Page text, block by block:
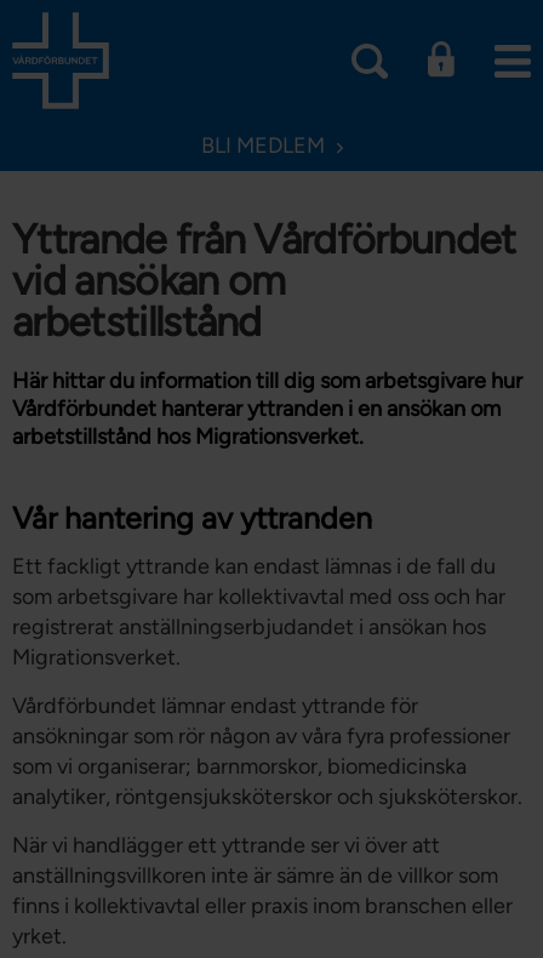
BLI MEDLEM
Yttrande från Vårdförbundet
vid ansökan om
arbetstillstånd
Här hittar du information till dig som arbetsgivare hur
Vårdförbundet hanterar yttranden i en ansökan om
arbetstillstånd hos Migrationsverket.
Vår hantering av yttranden
Ett fackligt yttrande kan endast lämnas i de fall du
som arbetsgivare har kollektivavtal med oss och har
registrerat anställningserbjudandet i ansökan hos
Migrationsverket.
Vårdförbundet lämnar endast yttrande för
ansökningar som rör någon av våra fyra professioner
som vi organiserar; barnmorskor, biomedicinska
analytiker, röntgensjuksköterskor och sjuksköterskor.
När vi handlägger ett yttrande ser vi över att
anställningsvillkoren inte är sämre än de villkor som
finns i kollektivavtal eller praxis inom branschen eller
yrket.